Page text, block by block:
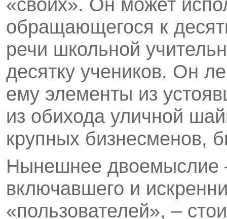
обращающегося к
речи школьной
десятку учеников. Он
ему элементы из
из обихода уличной
крупных бизнесменов,
Нынешнее двоемыслие
включавшего и
«пользователей», –